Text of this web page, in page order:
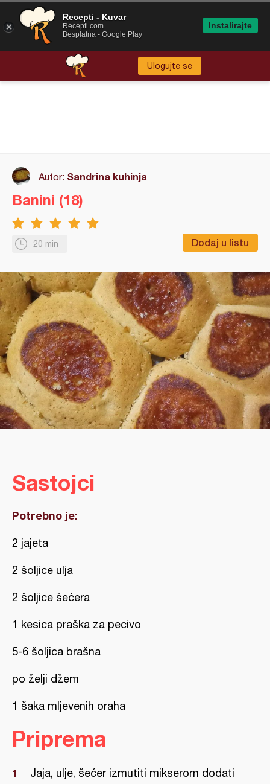
Ulogujte se
Autor: Sandrina kuhinja
20 min Dodaj u listu
Banini (18)
Sastojci
Potrebno je:
2 jajeta
2 šoljice ulja
2 šoljice šećera
1 kesica praška za pecivo
5-6 šoljica brašna
po želji džem
1 šaka mljevenih oraha
Priprema
Jaja, ulje, šećer izmutiti mikserom dodati
Recepti - Kuvar
Recepti.com
Besplatna - Google Play
Instalirajte